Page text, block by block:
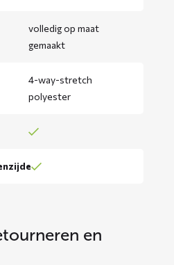
volledig op maat
gemaakt
4-way-stretch
polyester
en